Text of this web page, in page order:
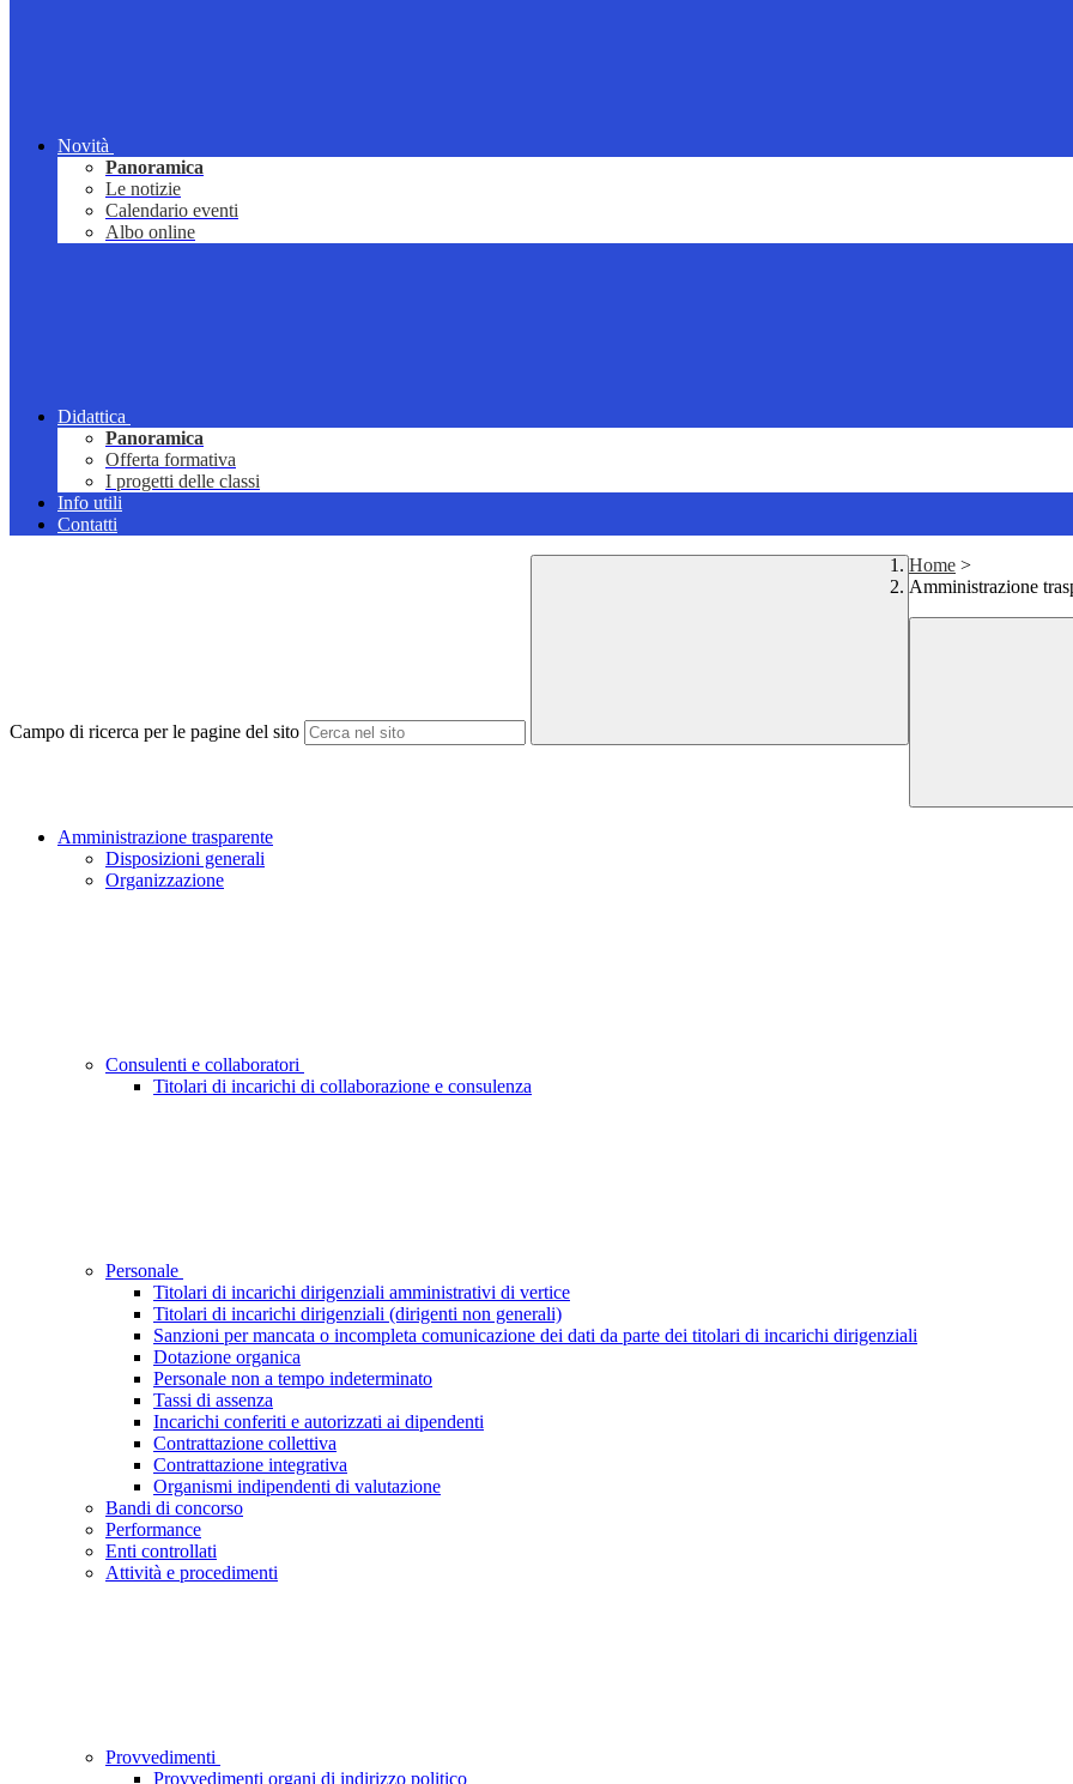
Novità
Panoramica
Le notizie
Calendario eventi
Albo online
Didattica
Panoramica
Offerta formativa
I progetti delle classi
Info utili
Contatti
Campo di ricerca per le pagine del sito
Home >
Amministrazione
Amministrazione trasparente
Disposizioni generali
Organizzazione
Consulenti e collaboratori
Titolari di incarichi di collaborazione e consulenza
Personale
Titolari di incarichi dirigenziali amministrativi di vertice
Titolari di incarichi dirigenziali (dirigenti non generali)
Sanzioni per mancata o incompleta comunicazione dei dati da parte dei titolari di incarichi dirigenziali
Dotazione organica
Personale non a tempo indeterminato
Tassi di assenza
Incarichi conferiti e autorizzati ai dipendenti
Contrattazione collettiva
Contrattazione integrativa
Organismi indipendenti di valutazione
Bandi di concorso
Performance
Enti controllati
Attività e procedimenti
Provvedimenti
Provvedimenti organi di indirizzo politico